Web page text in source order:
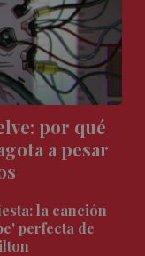
por qué
a pesar
la canción
perfecta de